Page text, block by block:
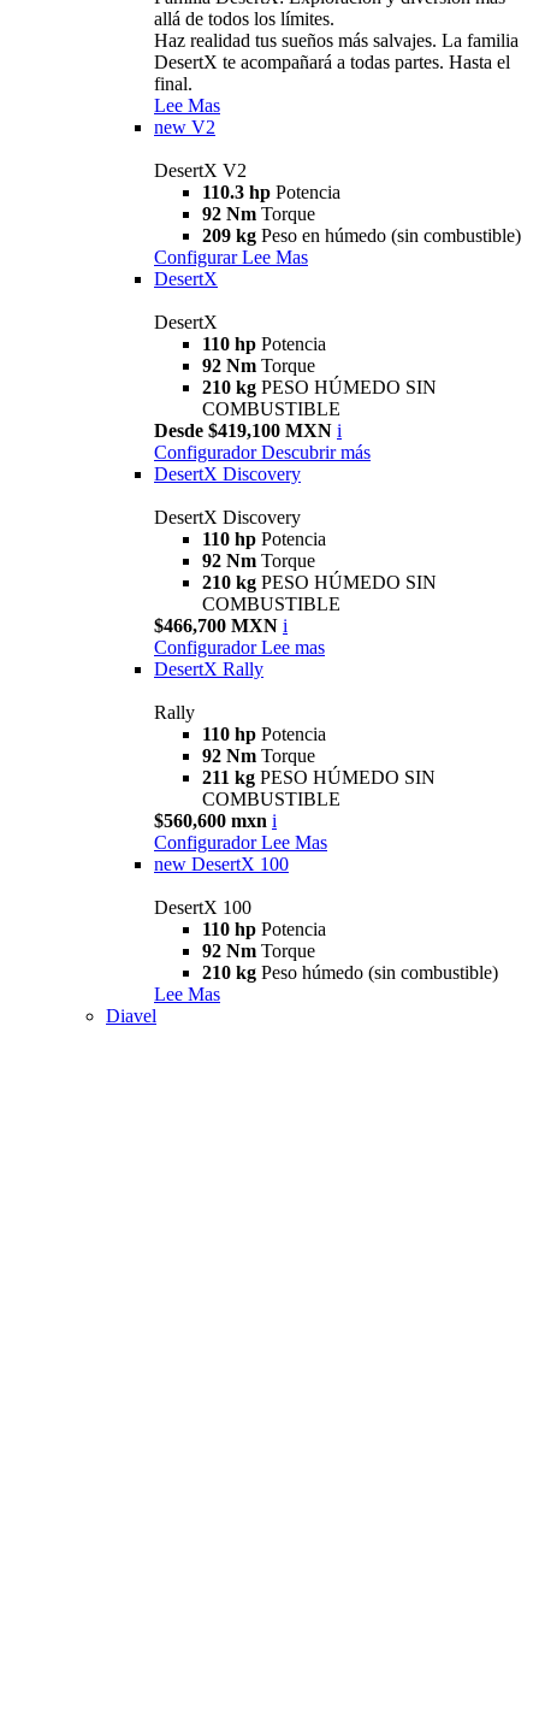
allá de todos los límites.
Haz realidad tus sueños más salvajes. La familia
DesertX te acompañará a todas partes. Hasta el
final.
Lee Mas
new V2
DesertX V2
110.3 hp Potencia
92 Nm Torque
209 kg Peso en húmedo (sin combustible)
Configurar Lee Mas
DesertX
DesertX
110 hp Potencia
92 Nm Torque
210 kg PESO HÚMEDO SIN
COMBUSTIBLE
Desde $419,100 MXN i
Configurador Descubrir más
DesertX Discovery
DesertX Discovery
110 hp Potencia
92 Nm Torque
210 kg PESO HÚMEDO SIN
COMBUSTIBLE
$466,700 MXN i
Configurador Lee mas
DesertX Rally
Rally
110 hp Potencia
92 Nm Torque
211 kg PESO HÚMEDO SIN
COMBUSTIBLE
$560,600 mxn i
Configurador Lee Mas
new DesertX 100
DesertX 100
110 hp Potencia
92 Nm Torque
210 kg Peso húmedo (sin combustible)
Lee Mas
Diavel